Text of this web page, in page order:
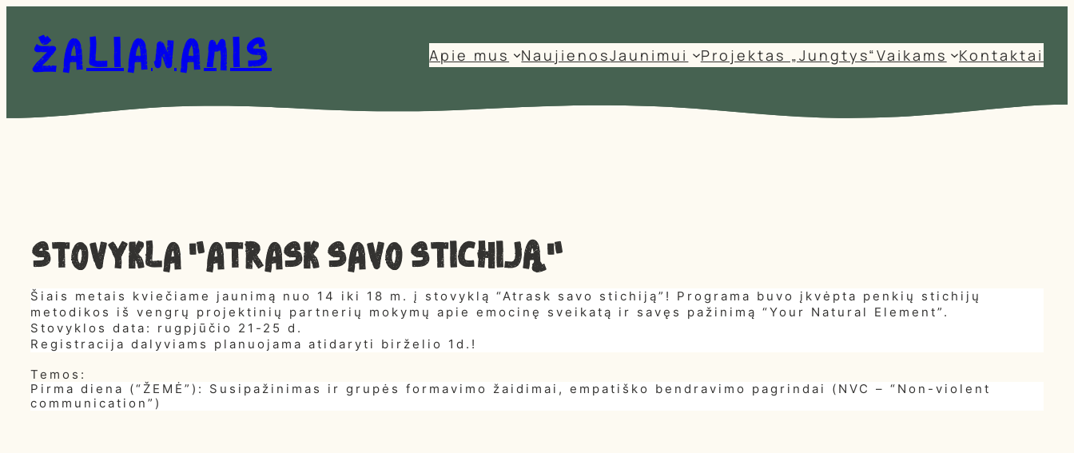
turinioŽalianamis Apie mus NaujienosJaunimui Projektas „Jungtys“Vaikams Kontaktai
Stovykla „Atrask savo stichiją”
Šiais metais kviečiame jaunimą nuo 14 iki 18 m. į stovyklą “Atrask savo stichiją”! Programa buvo įkvėpta penkių stichijų
metodikos iš vengrų projektinių partnerių mokymų apie emocinę sveikatą ir savęs pažinimą “Your Natural Element”.
Stovyklos data: rugpjūčio 21-25 d.
Registracija dalyviams planuojama atidaryti birželio 1d.!
Temos:
Pirma diena (“ŽEMĖ”): Susipažinimas ir grupės formavimo žaidimai, empatiško bendravimo pagrindai (NVC – “Non-violent
communication”)